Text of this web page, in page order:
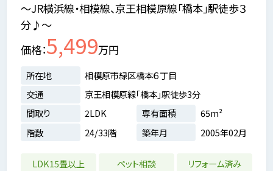
～JR横浜線・相模線、京王相模原線「橋本」駅徒歩３
分♪～
価格 5,499万円
所在地
相模原市緑区橋本６丁目
交通
京王相模原線「橋本」駅徒歩3分
間取り
2LDK 専有面積
65m²
階数
24/33階 築年月 2005年02月
LDK15畳以上 ペット相談 リフォーム済み